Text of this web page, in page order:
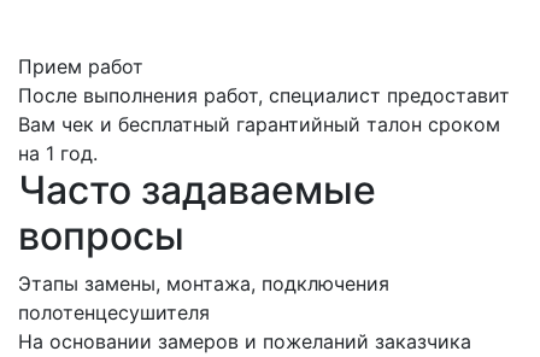
Прием работ
После выполнения работ, специалист предоставит
Вам чек и бесплатный гарантийный талон сроком
на 1 год.
Часто задаваемые
вопросы
Этапы замены, монтажа, подключения
полотенцесушителя
На основании замеров и пожеланий заказчика